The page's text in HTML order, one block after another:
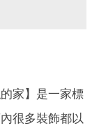
家】是一家標
很多裝飾都以